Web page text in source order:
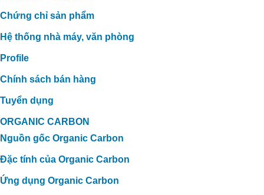
Chứng chỉ sản phẩm
Hệ thống nhà máy, văn phòng
Profile
Chính sách bán hàng
Tuyển dụng
ORGANIC CARBON
Nguồn gốc Organic Carbon
Đặc tính của Organic Carbon
Ứng dụng Organic Carbon